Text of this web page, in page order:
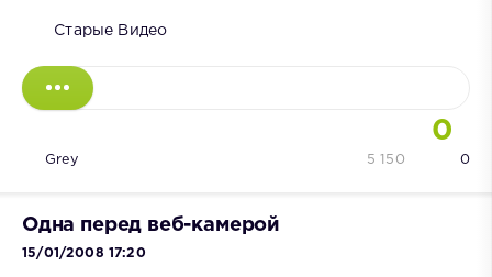
Старые Видео
0
Grey 0
5 150
Одна перед веб-камерой
15/01/2008 17:20